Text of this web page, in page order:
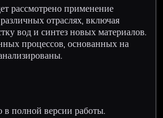
рассмотрено применение
отраслях, включая
вод и синтез новых материалов.
процессов, основанных на
в полной версии работы.